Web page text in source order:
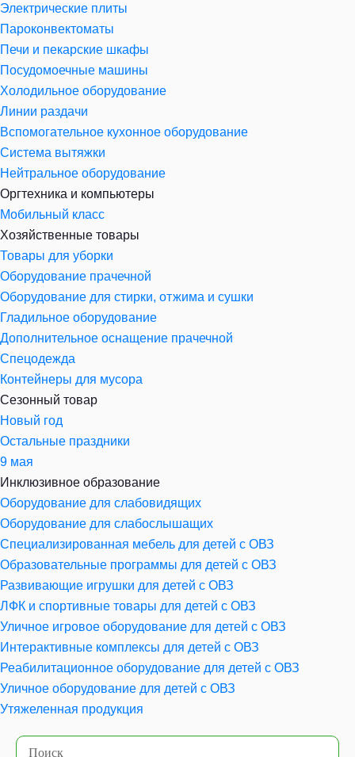
Электрические плиты
Пароконвектоматы
Печи и пекарские шкафы
Посудомоечные машины
Холодильное оборудование
Линии раздачи
Вспомогательное кухонное оборудование
Система вытяжки
Нейтральное оборудование
Оргтехника и компьютеры
Мобильный класс
Хозяйственные товары
Товары для уборки
Оборудование прачечной
Оборудование для стирки, отжима и сушки
Гладильное оборудование
Дополнительное оснащение прачечной
Спецодежда
Контейнеры для мусора
Сезонный товар
Новый год
Остальные праздники
9 мая
Инклюзивное образование
Оборудование для слабовидящих
Оборудование для слабослышащих
Специализированная мебель для детей с ОВЗ
Образовательные программы для детей с ОВЗ
Развивающие игрушки для детей с ОВЗ
ЛФК и спортивные товары для детей с ОВЗ
Уличное игровое оборудование для детей с ОВЗ
Интерактивные комплексы для детей с ОВЗ
Реабилитационное оборудование для детей с ОВЗ
Уличное оборудование для детей с ОВЗ
Утяжеленная продукция